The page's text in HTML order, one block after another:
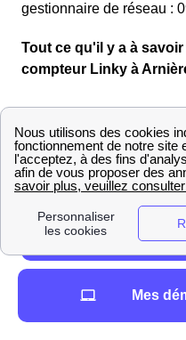
gestionnaire de réseau :
Tout ce qu'il y a à
compteur Linky à
Mes